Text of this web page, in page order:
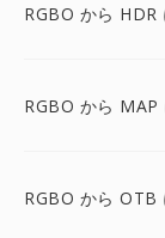
RGBO から HDR
RGBO から MAP
RGBO から OTB